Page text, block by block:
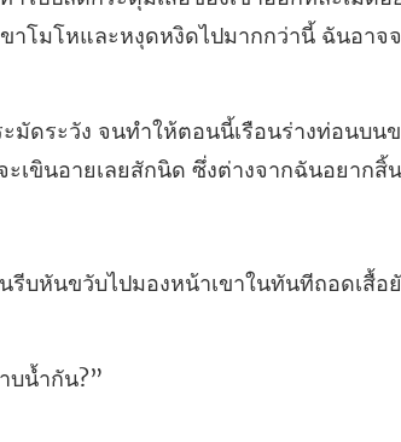
เรือนร่างท่อนบน
วับไปมองหน้าเขาในทันทีถอดเสื้